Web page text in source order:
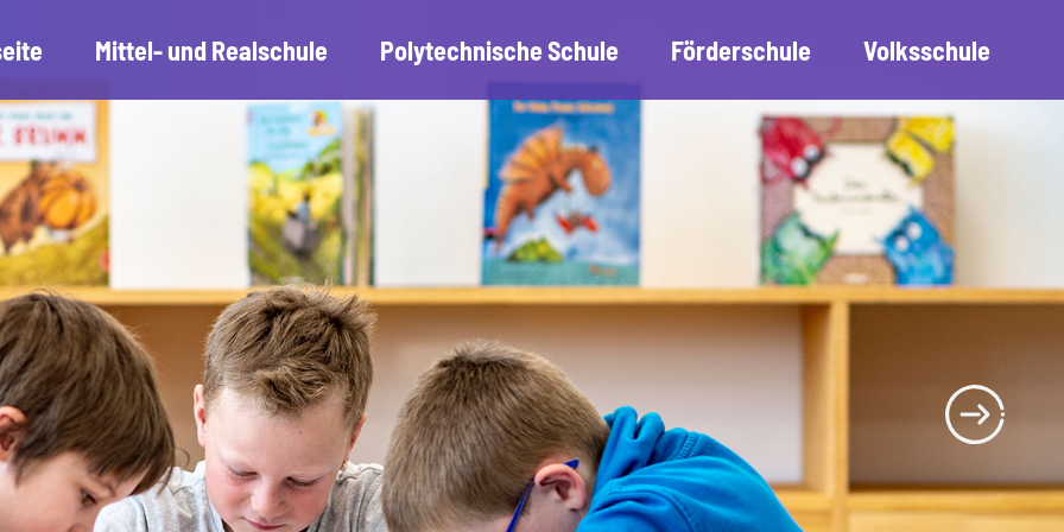
Mittel- und Realschule Polytechnische Schule Förderschule Volksschule